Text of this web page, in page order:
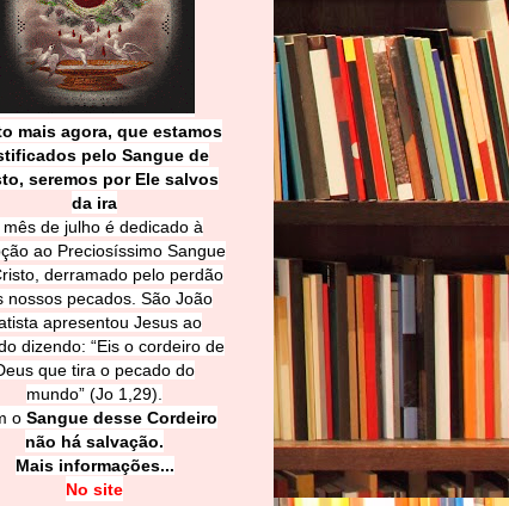
mais agora, que estamos
pelo Sangue de
seremos por Ele salvos
da ira
mês de julho é dedicado à
ao Preciosíssimo Sangue
derramado pelo perdão
nossos pecados. São João
apresentou Jesus ao
dizendo: “Eis o cordeiro de
que tira o pecado do
mundo” (Jo 1,29).
o Sangue desse Cordeiro
não há salvação.
Mais informações...
No site